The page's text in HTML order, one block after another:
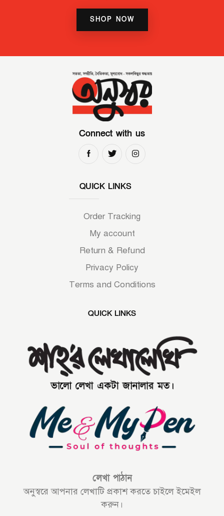
SHOP NOW
Connect with us
QUICK LINKS
Order Tracking
My account
Return & Refund
Privacy Policy
Terms and Conditions
QUICK LINKS
লেখা পাঠান
অনুস্বরে আপনার লেখাটি প্রকাশ করতে চাইলে ইমেইল
করুন।